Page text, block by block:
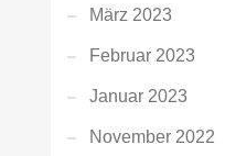
März 2023
Februar 2023
Januar 2023
November 2022